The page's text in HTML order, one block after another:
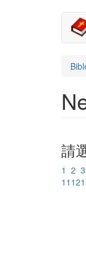
請
1 2 3
11 12